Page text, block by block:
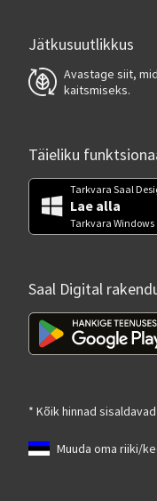
Jätkusuutlikkus
Avastage siit,
kaitsmiseks.
Täieliku
Tarkvara Saal
Lae alla
Tarkvara Windows
Saal Digital
* Kõik hinnad
Muuda oma riiki/